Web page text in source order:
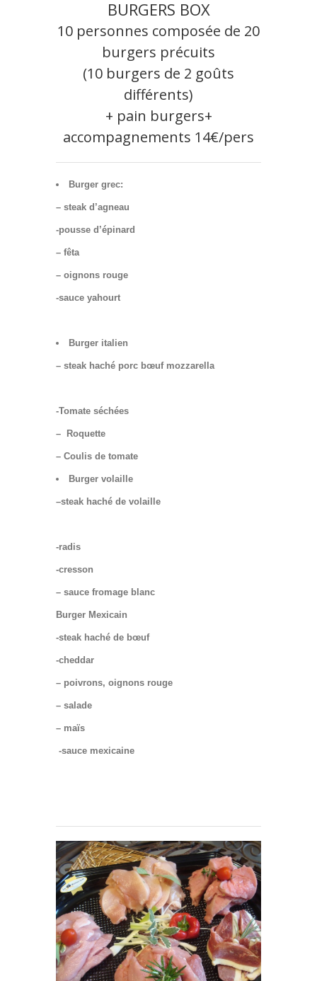
BURGERS BOX
10 personnes composée de 20
burgers précuits
(10 burgers de 2 goûts
différents)
+ pain burgers+
accompagnements 14€/pers
Burger grec:
– steak d’agneau
-pousse d’épinard
– fêta
– oignons rouge
-sauce yahourt
Burger italien
– steak haché porc bœufmozzarella
-Tomate séchées
– Roquette
– Coulis de tomate
Burger volaille
–steak haché de volaille
-radis
-cresson
– sauce fromage blanc
Burger Mexicain
-steak haché de bœuf
-cheddar
– poivrons, oignons rouge
– salade
– maïs
-sauce mexicaine